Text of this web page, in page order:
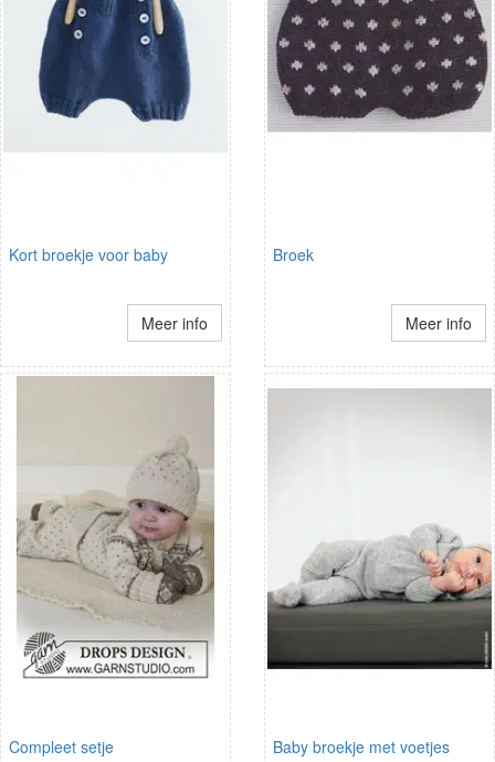
Kort broekje voor baby
Meer info
Broek
Meer info
Compleet setje Baby broekje met voetjes